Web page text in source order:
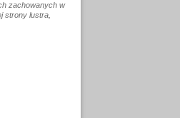
zachowanych w
strony lustra,